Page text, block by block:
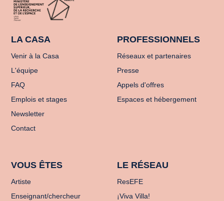
LA CASA
Venir à la Casa
L'équipe
FAQ
Emplois et stages
Newsletter
Contact
PROFESSIONNELS
Réseaux et partenaires
Presse
Appels d'offres
Espaces et hébergement
VOUS ÊTES
Artiste
Enseignant/chercheur
LE RÉSEAU
ResEFE
¡Viva Villa!